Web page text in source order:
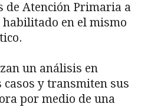
de Atención Primaria a
en el mismo
un análisis en
y transmiten sus
por medio de una